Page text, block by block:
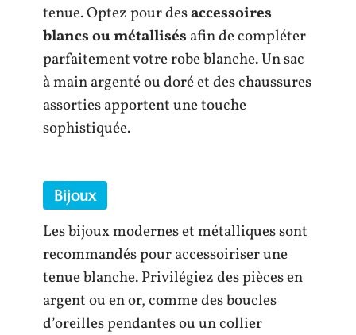
tenue. Optez pour desaccessoires
blancs ou métallisés afin de compléter
parfaitement votre robe blanche. Un sac
à main argenté ou doré et des chaussures
assorties apportent une touche
sophistiquée.
Bijoux
Les bijoux modernes et métalliques sont
recommandés pour accessoiriser une
tenue blanche. Privilégiez des pièces en
argent ou en or, comme des boucles
d’oreilles pendantes ou un collier